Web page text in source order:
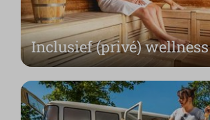
Inclusief (privé) wellness